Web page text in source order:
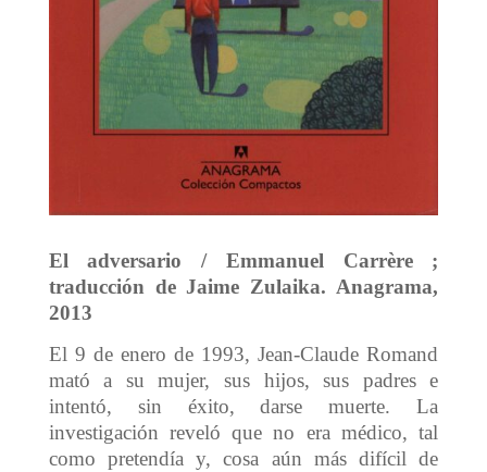
El adversario / Emmanuel Carrère ;
traducción de Jaime Zulaika. Anagrama,
2013
El 9 de enero de 1993, Jean-Claude Romand
mató a su mujer, sus hijos, sus padres e
intentó, sin éxito, darse muerte. La
investigación reveló que no era médico, tal
como pretendía y, cosa aún más difícil de